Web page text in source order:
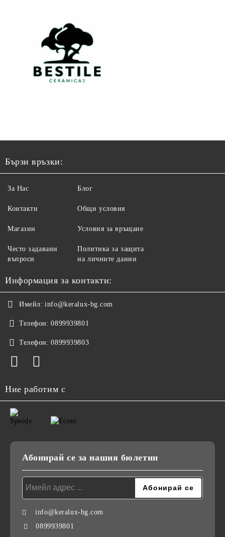
Бързи връзки:
За Нас
Контакти
Магазин
Често задавани
въпроси
Блог
Общи условия
Условия за връщане
Политика за защита
на личните данни
Информация за контакти:
Имейл: info@keralux-bg.com
Телефон: 0899939801
Телефон: 0899939803
Ние работим с
Абонирай се за нашия бюлетин
info@keralux-bg.com
0899939801